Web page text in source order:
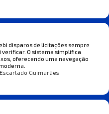
disparos de licitações sempre
O sistema simplifica
oferecendo uma navegação
Guimarães